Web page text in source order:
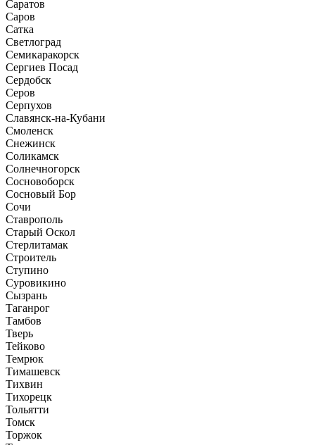
Саратов
Саров
Сатка
Светлоград
Семикаракорск
Сергиев Посад
Сердобск
Серов
Серпухов
Славянск-на-Кубани
Смоленск
Снежинск
Соликамск
Солнечногорск
Сосновоборск
Сосновый Бор
Сочи
Ставрополь
Старый Оскол
Стерлитамак
Строитель
Ступино
Суровикино
Сызрань
Таганрог
Тамбов
Тверь
Тейково
Темрюк
Тимашевск
Тихвин
Тихорецк
Тольятти
Томск
Торжок